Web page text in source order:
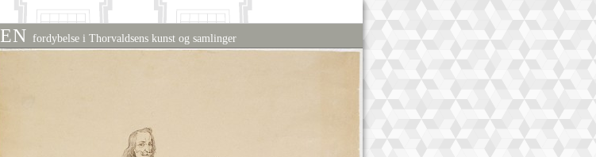
fordybelse i Thorvaldsens kunst og samlinger